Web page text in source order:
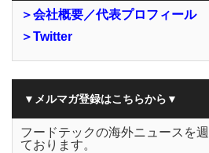
＞会社概要／代表プロフィール
＞Twitter
▼メルマガ登録はこちらから▼
フードテックの海外ニュースを
ております。